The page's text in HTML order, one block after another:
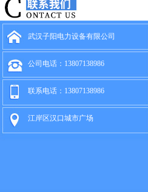
武汉子阳电力设备有限公司
公司电话：13807138986
联系电话：13807138986
江岸区汉口城市广场